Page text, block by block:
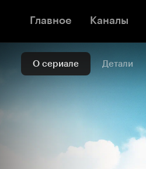
Главное Каналы
О сериале Детали